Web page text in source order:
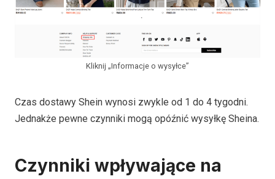
Kliknij „Informacje o wysyłce”
Czas dostawy Shein wynosi zwykle od 1 do 4 tygodni.
Jednakże pewne czynniki mogą opóźnić wysyłkę Sheina.
Czynniki wpływające na